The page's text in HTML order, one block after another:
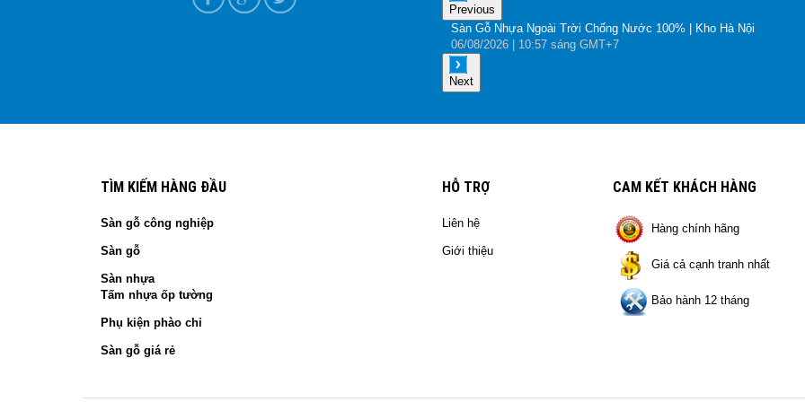
Previous
Sàn Gỗ Nhựa Ngoài Trời Chống Nước 100% | Kho Hà Nội
06/08/2026 | 10:57 sáng GMT+7
Next
TÌM KIẾM HÀNG ĐẦU
Sàn gỗ công nghiệp
Sàn gỗ
Sàn nhựa
Tấm nhựa ốp tường
Phụ kiện phào chỉ
Sàn gỗ giá rẻ
HỖ TRỢ
Liên hệ
Giới thiệu
CAM KẾT KHÁCH HÀNG
Hàng chính hãng
Giá cả cạnh tranh nhất
Bảo hành 12 tháng